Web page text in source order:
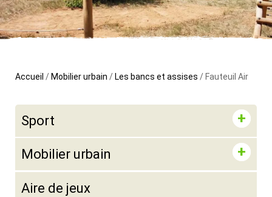
Accueil / Mobilier urbain / Les bancs et assises / Fauteuil Air
Sport
Mobilier urbain
Aire de jeux